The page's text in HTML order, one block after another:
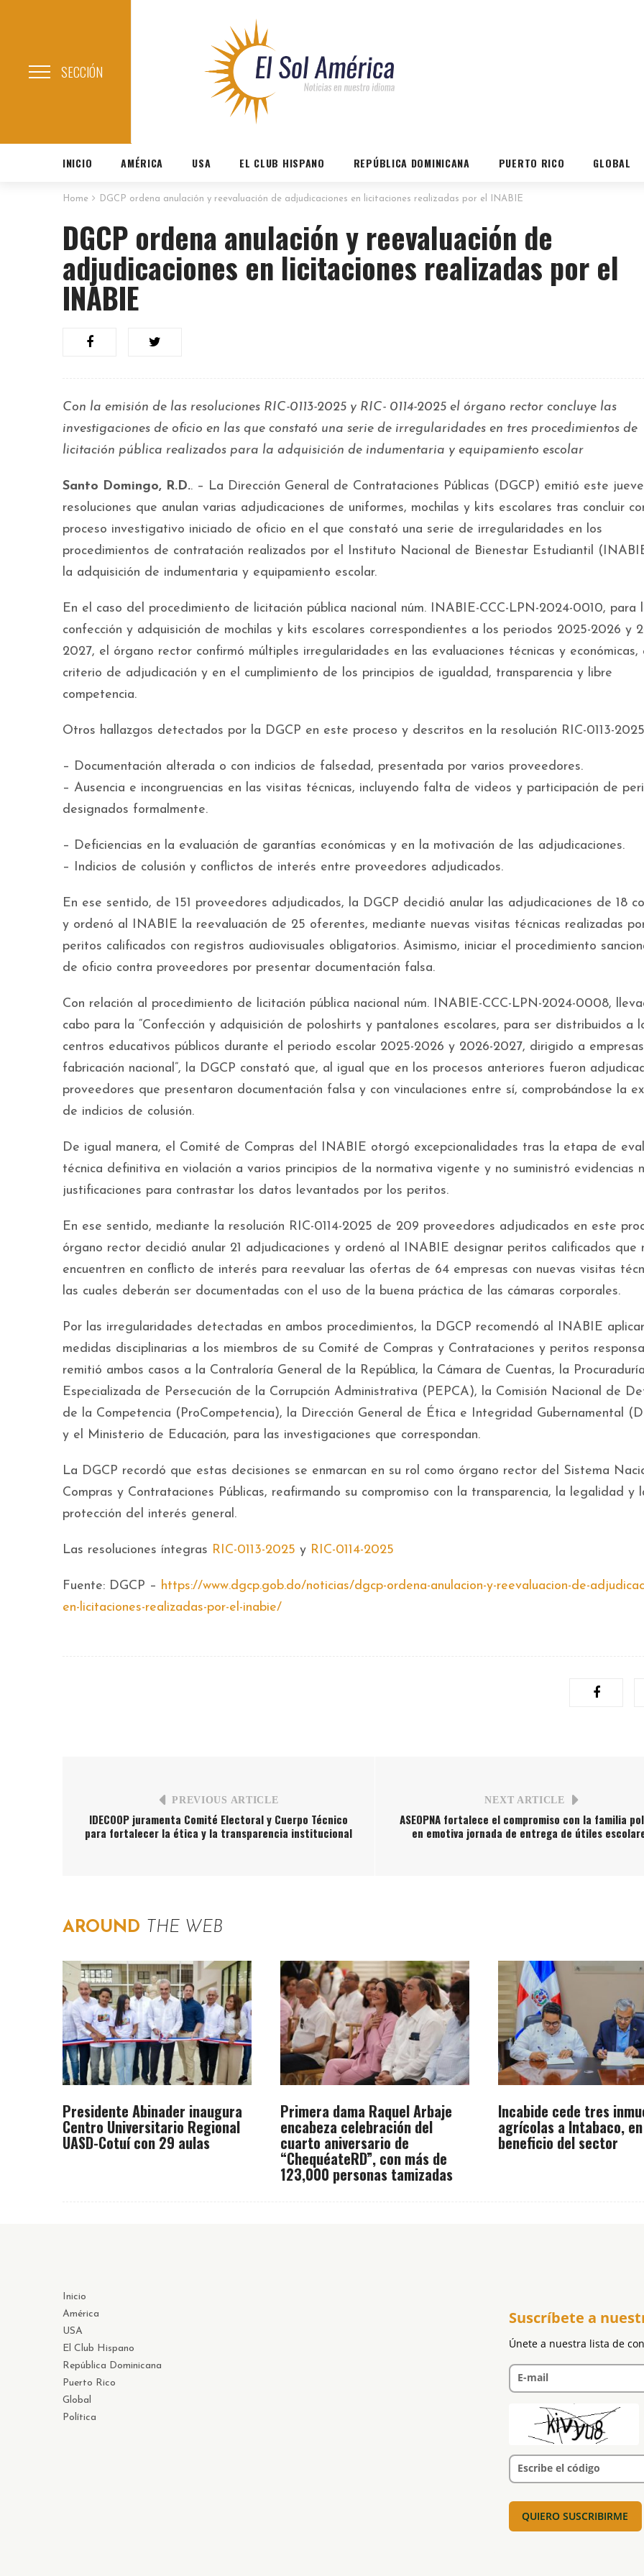
SECCIÓN
INICIO AMÉRICA USA EL CLUB HISPANO REPÚBLICA DOMINICANA PUERTO RICO GLOBAL
Home DGCP ordena anulación y reevaluación de adjudicaciones en licitaciones realizadas por el INABIE
DGCP ordena anulación y reevaluación de
adjudicaciones en licitaciones realizadas por el
INABIE
Con la emisión de las resoluciones RIC-0113-2025 y RIC- 0114-2025 el órgano rector concluye las
investigaciones de oficio en las que constató una serie de irregularidades en tres procedimientos de
licitación pública realizados para la adquisición de indumentaria y equipamiento escolar
Santo Domingo, R.D.. – La Dirección General de Contrataciones Públicas (DGCP) emitió este
resoluciones que anulan varias adjudicaciones de uniformes, mochilas y kits escolares tras concluir
proceso investigativo iniciado de oficio en el que constató una serie de irregularidades en los
procedimientos de contratación realizados por el Instituto Nacional de Bienestar Estudiantil
la adquisición de indumentaria y equipamiento escolar.
En el caso del procedimiento de licitación pública nacional núm. INABIE-CCC-LPN-2024-0010, para
confección y adquisición de mochilas y kits escolares correspondientes a los periodos 2025-2026 y
2027, el órgano rector confirmó múltiples irregularidades en las evaluaciones técnicas y económicas,
criterio de adjudicación y en el cumplimiento de los principios de igualdad, transparencia y libre
competencia.
Otros hallazgos detectados por la DGCP en este proceso y descritos en la resolución RIC-0113-
– Documentación alterada o con indicios de falsedad, presentada por varios proveedores.
– Ausencia e incongruencias en las visitas técnicas, incluyendo falta de videos y participación de
designados formalmente.
– Deficiencias en la evaluación de garantías económicas y en la motivación de las adjudicaciones.
– Indicios de colusión y conflictos de interés entre proveedores adjudicados.
En ese sentido, de 151 proveedores adjudicados, la DGCP decidió anular las adjudicaciones de 18
y ordenó al INABIE la reevaluación de 25 oferentes, mediante nuevas visitas técnicas realizadas
peritos calificados con registros audiovisuales obligatorios. Asimismo, iniciar el procedimiento
de oficio contra proveedores por presentar documentación falsa.
Con relación al procedimiento de licitación pública nacional núm. INABIE-CCC-LPN-2024-0008,
cabo para la “Confección y adquisición de poloshirts y pantalones escolares, para ser distribuidos a
centros educativos públicos durante el periodo escolar 2025-2026 y 2026-2027, dirigido a
fabricación nacional”, la DGCP constató que, al igual que en los procesos anteriores fueron
proveedores que presentaron documentación falsa y con vinculaciones entre sí, comprobándose la
de indicios de colusión.
De igual manera, el Comité de Compras del INABIE otorgó excepcionalidades tras la etapa de
técnica definitiva en violación a varios principios de la normativa vigente y no suministró evidencias
justificaciones para contrastar los datos levantados por los peritos.
En ese sentido, mediante la resolución RIC-0114-2025 de 209 proveedores adjudicados en este
órgano rector decidió anular 21 adjudicaciones y ordenó al INABIE designar peritos calificados que
encuentren en conflicto de interés para reevaluar las ofertas de 64 empresas con nuevas visitas
las cuales deberán ser documentadas con el uso de la buena práctica de las cámaras corporales.
Por las irregularidades detectadas en ambos procedimientos, la DGCP recomendó al INABIE aplicar
medidas disciplinarias a los miembros de su Comité de Compras y Contrataciones y peritos
remitió ambos casos a la Contraloría General de la República, la Cámara de Cuentas, la Procuraduría
Especializada de Persecución de la Corrupción Administrativa (PEPCA), la Comisión Nacional de
de la Competencia (ProCompetencia), la Dirección General de Ética e Integridad Gubernamental
y el Ministerio de Educación, para las investigaciones que correspondan.
La DGCP recordó que estas decisiones se enmarcan en su rol como órgano rector del Sistema
Compras y Contrataciones Públicas, reafirmando su compromiso con la transparencia, la legalidad y
protección del interés general.
Las resoluciones íntegras RIC-0113-2025 y RIC-0114-2025
Fuente: DGCP – https://www.dgcp.gob.do/noticias/dgcp-ordena-anulacion-y-reevaluacion-de-
en-licitaciones-realizadas-por-el-inabie/
PREVIOUS ARTICLE
IDECOOP juramenta Comité Electoral y Cuerpo Técnico
para fortalecer la ética y la transparencia institucional
NEXT ARTICLE
ASEOPNA fortalece el compromiso con la familia
en emotiva jornada de entrega de útiles
AROUND THE WEB
Presidente Abinader inaugura
Centro Universitario Regional
UASD-Cotuí con 29 aulas
Primera dama Raquel Arbaje
encabeza celebración del
cuarto aniversario de
“ChequéateRD”, con más de
123,000 personas tamizadas
Incabide cede tres
agrícolas a Intabaco, en
beneficio del sector
Inicio
América
USA
El Club Hispano
República Dominicana
Puerto Rico
Global
Política
Suscríbete a
Únete a nuestra lista de
E-mail
Escribe el código